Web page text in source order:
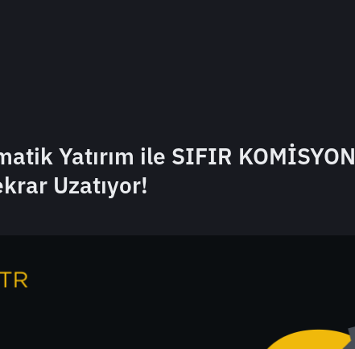
Yatırım ile SIFIR KOMİSYON
Uzatıyor!